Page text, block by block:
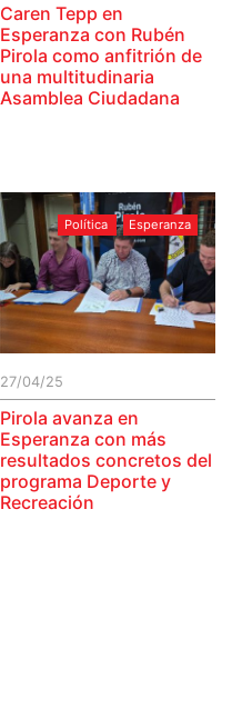
Caren Tepp en
Esperanza con Rubén
Pirola como anfitrión de
una multitudinaria
Asamblea Ciudadana
Política Esperanza
27/04/25
Pirola avanza en
Esperanza con más
resultados concretos del
programa Deporte y
Recreación